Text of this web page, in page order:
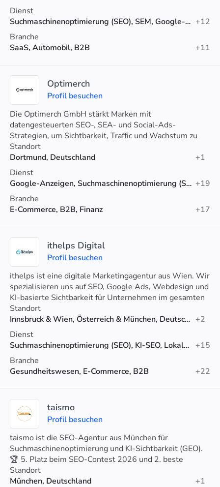
Dienst
Suchmaschinenoptimierung (SEO), SEM, Google-Anzeigen +12
Branche
SaaS, Automobil, B2B
+11
Optimerch
Profil besuchen
Die Optimerch GmbH stärkt Marken mit
datengesteuerten SEO-, SEA- und Social-Ads-
Strategien, um Sichtbarkeit, Traffic und Wachstum zu
steigern.
Standort
Dortmund, Deutschland
+1
Dienst
Google-Anzeigen, Suchmaschinenoptimierung (SEO), Social-Media-Werbung +19
Branche
E-Commerce, B2B, Finanz
+17
ithelps Digital
Profil besuchen
ithelps ist eine digitale Marketingagentur aus Wien. Wir
spezialisieren uns auf SEO, Google Ads, Webdesign und
KI-basierte Sichtbarkeit für Unternehmen im gesamten
DACH-Raum.
Standort
Innsbruck & Wien, Österreich & München, Deutschland +2
Dienst
Suchmaschinenoptimierung (SEO), KI-SEO, Lokales SEO
+15
Branche
Gesundheitswesen, E-Commerce, B2B
+22
taismo
Profil besuchen
taismo ist die SEO-Agentur aus München für
Suchmaschinenoptimierung und KI-Sichtbarkeit (GEO).
🏆 5. Platz beim SEO-Contest 2026 und 2. beste
Agentur Münchens (Agenturtipp).
Standort
München, Deutschland
+1